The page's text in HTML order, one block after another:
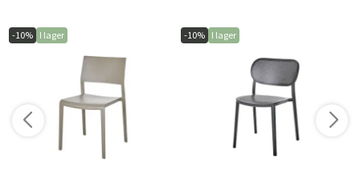
-10% I lager -10% I lager